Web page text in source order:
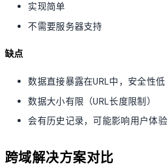
实现简单
不需要服务器支持
缺点
数据直接暴露在URL中，安全性低
数据大小有限（URL长度限制）
会有历史记录，可能影响用户体验
跨域解决方案对比